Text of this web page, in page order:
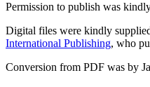
Permission to publish was
Digital files were kindly
International Publishing, who
Conversion from PDF was by